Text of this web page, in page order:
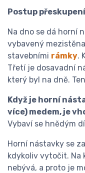
Postup
Na dno se dá horní
vybavený
stavebními rámky.
Třetí je dosavadní
který byl na dně.
Když je horní
více) medem, je
Vybaví se hnědým
Horní nástavky se
kdykoliv vytočit. Na
nebývá, a proto je